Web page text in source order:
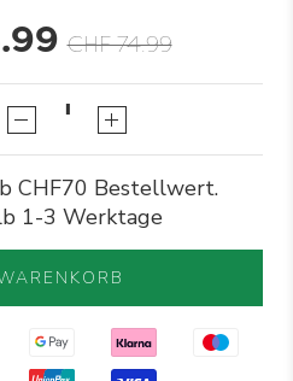
CHF 74.99
CHF70 Bestellwert.
1-3 Werktage